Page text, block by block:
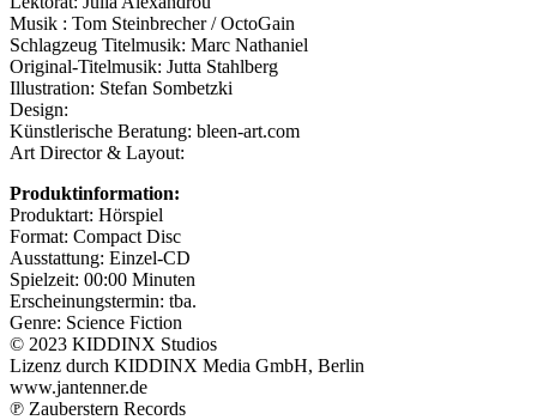
Musik : Tom Steinbrecher / OctoGain
Schlagzeug Titelmusik: Marc Nathaniel
Original-Titelmusik: Jutta Stahlberg
Illustration: Stefan Sombetzki
Design:
Künstlerische Beratung: bleen-art.com
Art Director & Layout:
Produktinformation:
Produktart: Hörspiel
Format: Compact Disc
Ausstattung: Einzel-CD
Spielzeit: 00:00 Minuten
Erscheinungstermin: tba.
Genre: Science Fiction
© 2023 KIDDINX Studios
Lizenz durch KIDDINX Media GmbH, Berlin
www.jantenner.de
℗ Zauberstern Records